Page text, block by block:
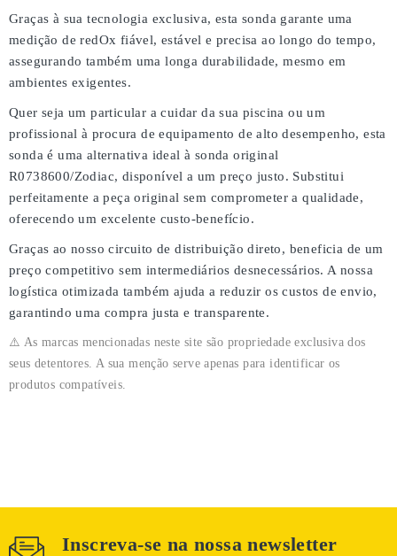
Graças à sua tecnologia exclusiva, esta sonda garante uma
medição de redOx fiável, estável e precisa ao longo do tempo,
assegurando também umalonga durabilidade, mesmo em
ambientes exigentes.
Quer seja um particular a cuidar da sua piscina ou um
profissional à procura de equipamento de alto desempenho, esta
sonda é uma alternativa ideal à sonda original
R0738600/Zodiac, disponível a umpreço justo. Substitui
perfeitamente a peça original sem comprometer a qualidade,
oferecendo um excelente custo-benefício.
Graças ao nossocircuito de distribuição direto, beneficia de um
preço competitivo sem intermediários desnecessários. A nossa
logística otimizada também ajuda a reduzir os custos de envio,
garantindo umacompra justa e transparente.
⚠️ As marcas mencionadas neste site são propriedade exclusiva dos
seus detentores. A sua menção serve apenas para identificar os
produtos compatíveis.
Inscreva-se na nossa newsletter